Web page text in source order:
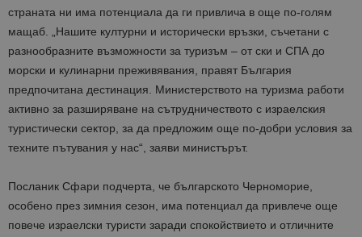
страната ни има потенциала да ги привлича в още по-голям
мащаб. „Нашите културни и исторически връзки, съчетани с
разнообразните възможности за туризъм – от ски и СПА до
морски и кулинарни преживявания, правят България
предпочитана дестинация. Министерството на туризма работи
активно за разширяване на сътрудничеството с израелския
туристически сектор, за да предложим още по-добри условия за
техните пътувания у нас“, заяви министърът.
Посланик Сфари подчерта, че българското Черноморие,
особено през зимния сезон, има потенциал да привлече още
повече израелски туристи заради спокойствието и отличните